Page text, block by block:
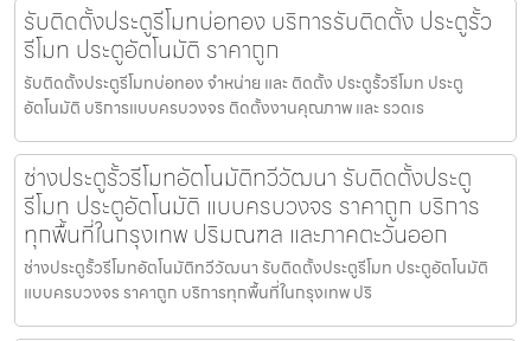
รับติดตั้งประตูรีโมทบ่อทอง บริการรับติดตั้ง ประตูรั้ว
รีโมท ประตูอัตโนมัติ ราคาถูก
รับติดตั้งประตูรีโมทบ่อทอง จำหน่าย และ ติดตั้ง ประตูรั้วรีโมท ประตู
อัตโนมัติ บริการแบบครบวงจร ติดตั้งงานคุณภาพ และ รวดเร
ช่างประตูรั้วรีโมทอัตโนมัติทวีวัฒนา รับติดตั้งประตู
รีโมท ประตูอัตโนมัติ แบบครบวงจร ราคาถูก บริการ
ทุกพื้นที่ในกรุงเทพ ปริมณฑล และภาคตะวันออก
ช่างประตูรั้วรีโมทอัตโนมัติทวีวัฒนา รับติดตั้งประตูรีโมท ประตูอัตโนมัติ
แบบครบวงจร ราคาถูก บริการทุกพื้นที่ในกรุงเทพ ปริ